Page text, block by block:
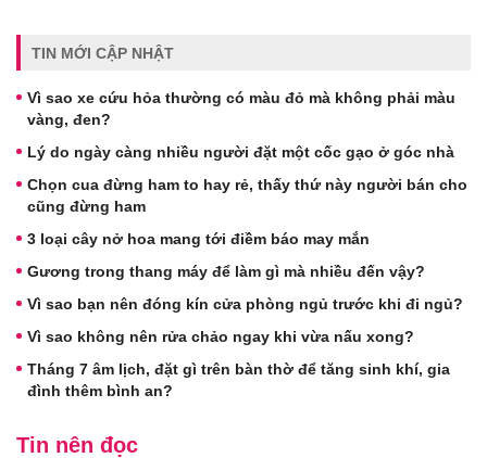
TIN MỚI CẬP NHẬT
Vì sao xe cứu hỏa thường có màu đỏ mà không phải màu
vàng, đen?
Lý do ngày càng nhiều người đặt một cốc gạo ở góc nhà
Chọn cua đừng ham to hay rẻ, thấy thứ này người bán cho
cũng đừng ham
3 loại cây nở hoa mang tới điềm báo may mắn
Gương trong thang máy để làm gì mà nhiều đến vậy?
Vì sao bạn nên đóng kín cửa phòng ngủ trước khi đi ngủ?
Vì sao không nên rửa chảo ngay khi vừa nấu xong?
Tháng 7 âm lịch, đặt gì trên bàn thờ để tăng sinh khí, gia
đình thêm bình an?
Tin nên đọc